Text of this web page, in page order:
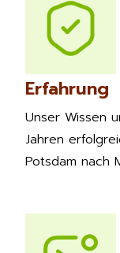
Erfahrung
Unser Wissen
Jahren
Potsdam nach